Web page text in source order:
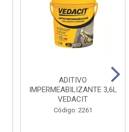
ADITIVO
IMPERMEABILIZANTE 3,6L
VEDACIT
Código: 2261